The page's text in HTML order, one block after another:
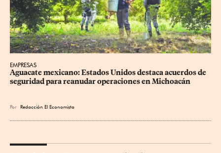
EMPRESAS
Aguacate mexicano: Estados Unidos destaca acuerdos de
seguridad para reanudar operaciones en Michoacán
Por Redacción El Economista